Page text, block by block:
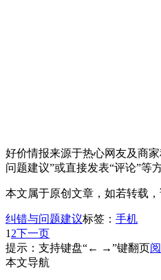
好价情报来源于热心网友及商
问题建议”或直接发表“评论”等
本文属于原创文章，如若转载，
纠错与问题建议标签： 手机
1 2下一页
提示：支持键盘“← →”键翻页
本文导航